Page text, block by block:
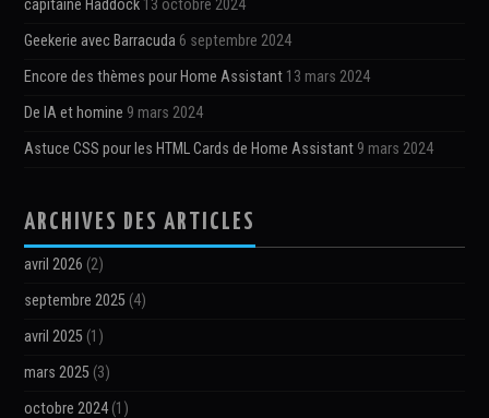
capitaine Haddock 13 octobre 2024
Geekerie avec Barracuda 6 septembre 2024
Encore des thèmes pour Home Assistant 13 mars 2024
De IA et homine 9 mars 2024
Astuce CSS pour les HTML Cards de Home Assistant 9 mars 2024
ARCHIVES DES ARTICLES
avril 2026 (2)
septembre 2025 (4)
avril 2025 (1)
mars 2025 (3)
octobre 2024(1)